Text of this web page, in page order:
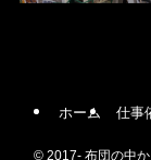
ホーム 仕事
©2017- 布団の中